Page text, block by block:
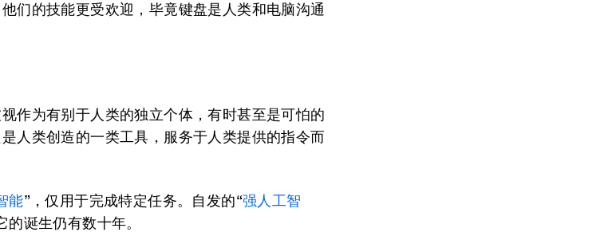
们的技能更受欢迎，毕竟键盘是人类和电脑沟通
作为有别于人类的独立个体，有时甚至是可怕的
人类创造的一类工具，服务于人类提供的指令而
能”，仅用于完成特定任务。自发的“强人工智
诞生仍有数十年。